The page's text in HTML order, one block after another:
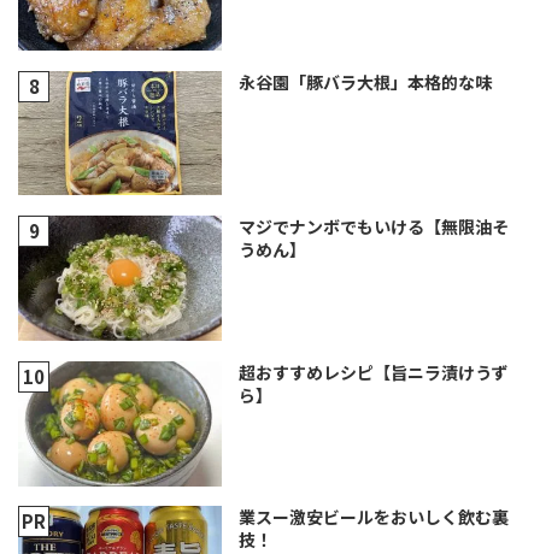
永谷園「豚バラ大根」本格的な味
マジでナンボでもいける【無限油そ
うめん】
超おすすめレシピ【旨ニラ漬けうず
ら】
業スー激安ビールをおいしく飲む裏
技！